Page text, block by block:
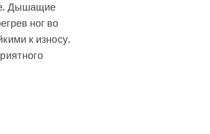
Дышащие
ног во
к износу.